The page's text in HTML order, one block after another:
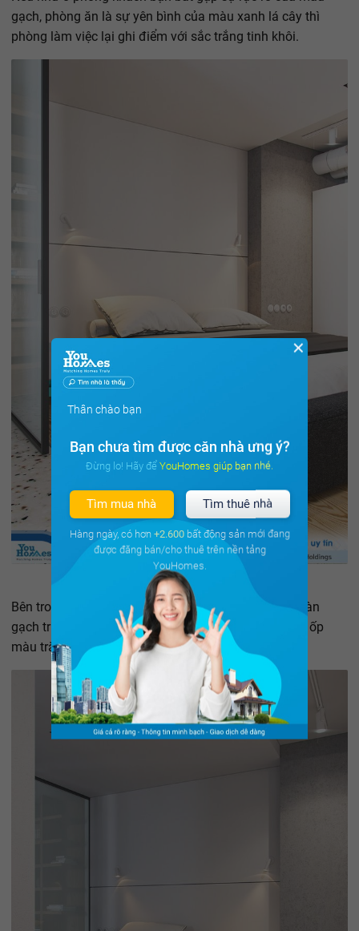
gạch, phòng ăn là sự yên bình của màu xanh lá cây thì
phòng làm việc lại ghi điểm với sắc trắng tinh khôi.
Bên trong phòng ngủ, sàn gỗ công nghiệp thay thế sàn
gạch truyền thống. Một bức tường đầu giường được ốp
màu trắng chứa hệ thống cách âm tường hiện đại.
✕
Thân chào bạn
Bạn chưa tìm được căn nhà ưng ý?
Đừng lo! Hãy để YouHomes giúp bạn nhé.
Tìm mua nhà Tìm thuê nhà
Hàng ngày, có hơn +2.600bất động sản mới đang
được đăng bán/cho thuê trên nền tảng
YouHomes.